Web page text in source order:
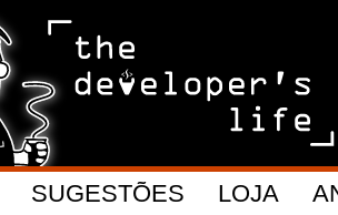
SUGESTÕES LOJA